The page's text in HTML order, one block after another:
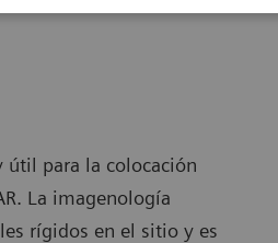
útil para la colocación
La imagenología
rígidos en el sitio y es